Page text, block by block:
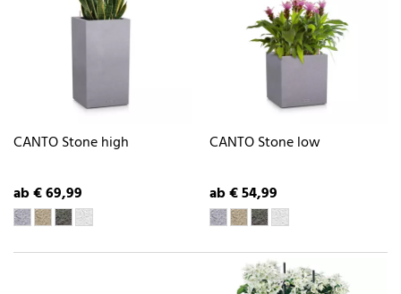
CANTO Stone high
ab € 69,99
CANTO Stone low
ab € 54,99